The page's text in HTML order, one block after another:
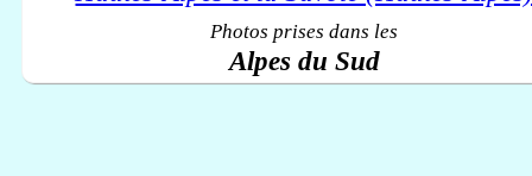
Photos prises dans les
Alpes du Sud